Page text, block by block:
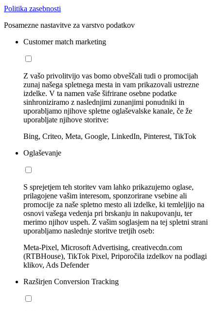
Politika zasebnosti
Posamezne nastavitve za varstvo podatkov
Customer match marketing
Z vašo privolitvijo vas bomo obveščali tudi o promocijah
zunaj našega spletnega mesta in vam prikazovali ustrezne
izdelke. V ta namen vaše šifrirane osebne podatke
sinhroniziramo z naslednjimi zunanjimi ponudniki in
uporabljamo njihove spletne oglaševalske kanale, če že
uporabljate njihove storitve:
Bing, Criteo, Meta, Google, LinkedIn, Pinterest, TikTok
Oglaševanje
S sprejetjem teh storitev vam lahko prikazujemo oglase,
prilagojene vašim interesom, sponzorirane vsebine ali
promocije za naše spletno mesto ali izdelke, ki temleljijo na
osnovi vašega vedenja pri brskanju in nakupovanju, ter
merimo njihov uspeh. Z vašim soglasjem na tej spletni strani
uporabljamo naslednje storitve tretjih oseb:
Meta-Pixel, Microsoft Advertising, creativecdn.com
(RTBHouse), TikTok Pixel, Priporočila izdelkov na podlagi
klikov, Ads Defender
Razširjen Conversion Tracking